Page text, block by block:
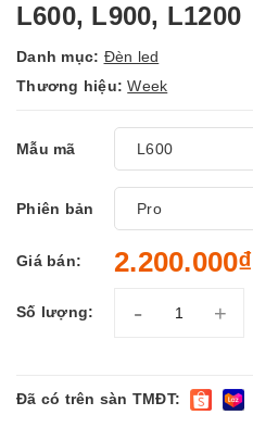
L600, L900, L1200
Danh mục: Đèn led
Thương hiệu:Week
Mẫu mã
Phiên bản
Giá bán: 2.200.000₫
Số lượng: - +
Đã có trên sàn TMĐT: